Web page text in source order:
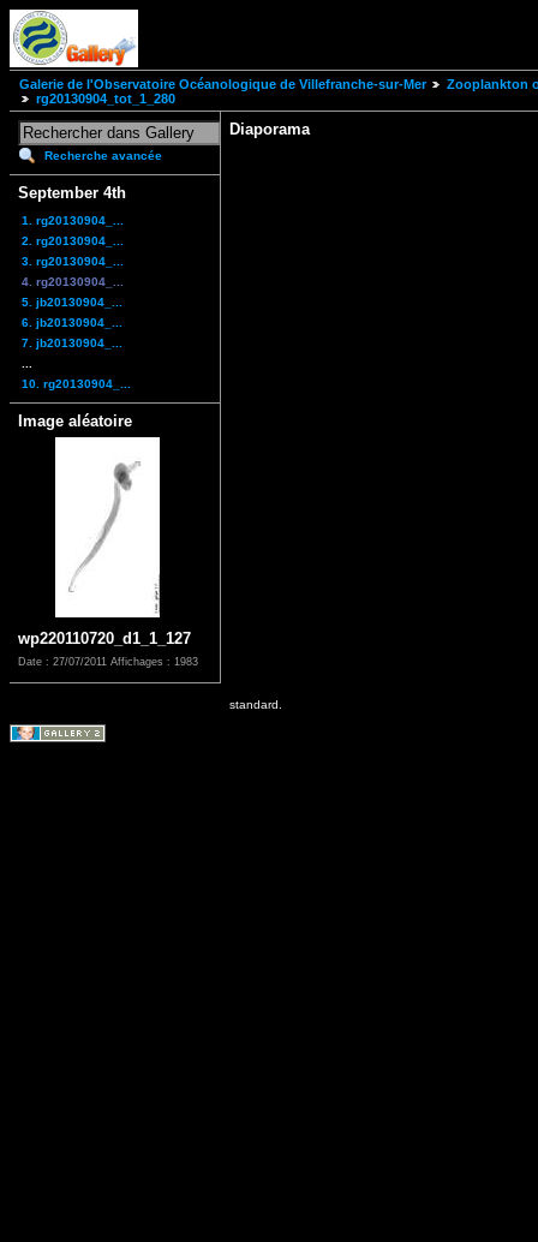
Galerie de l'Observatoire Océanologique de Villefranche-sur-Mer
Zooplankton
rg20130904_tot_1_280
Recherche avancée
September 4th
1. rg20130904_...
2. rg20130904_...
3. rg20130904_...
4. rg20130904_...
5. jb20130904_...
6. jb20130904_...
7. jb20130904_...
10. rg20130904_...
Image aléatoire
wp220110720_d1_1_127
Date : 27/07/2011 Affichages : 1983
Diaporama
standard.